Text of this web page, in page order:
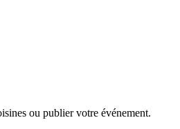
ou publier votre événement.